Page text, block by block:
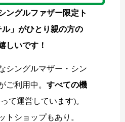
ングルファザー限定ト
」がひとり親の方の
しいです！
シングルマザー・シン
ご利用中。すべての機
て運営しています)。
トショップもあり。